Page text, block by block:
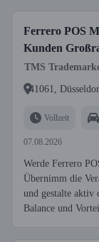
Ferrero POS
Kunden
TMS
41061,
Vollzeit
07.08.2026
Werde Ferrero
Übernimm die
und gestalte aktiv
Balance und